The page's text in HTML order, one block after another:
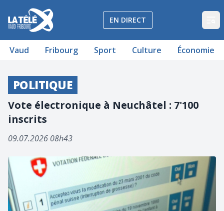
La Télé - Télévision régionale Vaud et Fribourg
EN DIRECT
Vaud Fribourg Sport Culture Économie
POLITIQUE
Vote électronique à Neuchâtel : 7'100
inscrits
09.07.2026 08h43